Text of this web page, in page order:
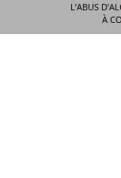
Mon compte
Mon Panier
L’ABUS
À